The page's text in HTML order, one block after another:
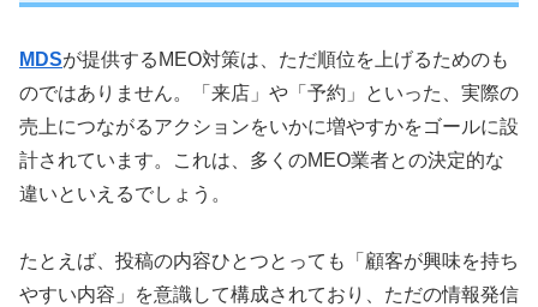
MDSが提供するMEO対策は、ただ順位を上げるためのも
のではありません。「来店」や「予約」といった、実際の
売上につながるアクションをいかに増やすかをゴールに設
計されています。これは、多くのMEO業者との決定的な
違いといえるでしょう。
たとえば、投稿の内容ひとつとっても「顧客が興味を持ち
やすい内容」を意識して構成されており、ただの情報発信